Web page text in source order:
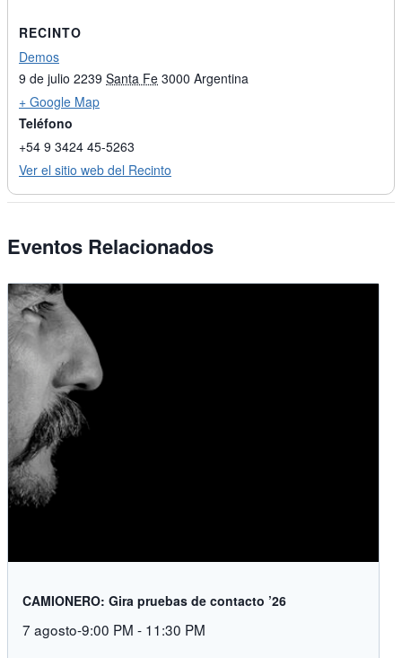
RECINTO
Demos
9 de julio 2239 Santa Fe 3000 Argentina
+ Google Map
Teléfono
+54 9 3424 45-5263
Ver el sitio web del Recinto
Eventos Relacionados
CAMIONERO: Gira pruebas de contacto ’26
7 agosto-9:00 PM - 11:30 PM